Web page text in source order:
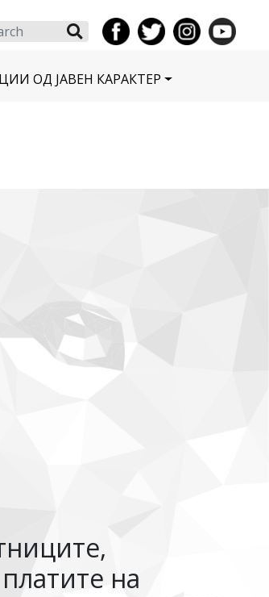
Search
ОД ЈАВЕН КАРАКТЕР
на